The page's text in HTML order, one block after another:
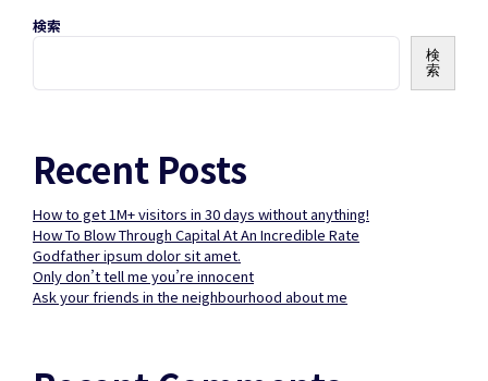
検索
検
索
Recent Posts
How to get 1M+ visitors in 30 days without anything!
How To Blow Through Capital At An Incredible Rate
Godfather ipsum dolor sit amet.
Only don’t tell me you’re innocent
Ask your friends in the neighbourhood about me